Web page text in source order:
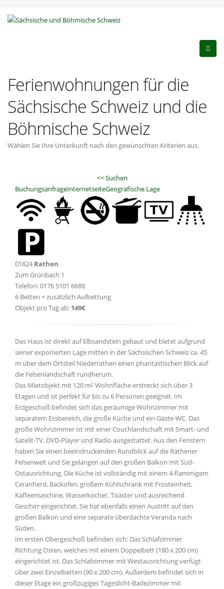
Ferienwohnungen für die
Sächsische Schweiz und die
Böhmische Schweiz
Wählen Sie Ihre Unterkunft nach den gewünschten Kriterien aus.
<< Suchen
BuchungsanfrageInternetseiteGeografische Lage
01824 Rathen
Zum Grünbach 1
Telefon: 0176 5101 6688
6 Betten + zusätzlich Aufbettung
Objekt pro Tag ab: 149€
Das Haus ist direkt auf Elbsandstein gebaut und bietet aufgrund
seiner exponierten Lage mitten in der Sächsischen Schweiz ca. 45
m über dem Ortsteil Niederrathen einen phantastischen Blick auf
die Felsenlandschaft rundherum.
Das Mietobjekt mit 120 m² Wohnfläche erstreckt sich über 3
Etagen und ist perfekt für bis zu 6 Personen geeignet. Im
Erdgeschoß befindet sich das geräumige Wohnzimmer mit
separatem Essbereich, die große Küche und ein Gäste-WC. Das
große Wohnzimmer ist mit einer Couchlandschaft mit Smart- und
Satelit-TV, DVD-Player und Radio ausgestattet. Aus den Fenstern
haben Sie einen beeindruckenden Rundblick auf die Rathener
Felsenwelt und Sie gelangen auf den großen Balkon mit Süd-
Ostausrichtung. Die Küche ist vollständig mit einem 4-flammigem
Ceranherd, Backofen, großem Kühlschrank mit Frosteinheit,
Kaffeemaschine, Wasserkocher, Toaster und ausreichend
Geschirr eingerichtet. Sie hat ebenfalls einen Austritt auf den
großen Balkon und eine separate überdachte Veranda nach
Süden.
Im ersten Obergeschoß befinden sich: Das Schlafzimmer
Richtung Osten, welches mit einem Doppelbett (180 x 200 cm)
eingerichtet ist. Das Schlafzimmer mit Westausrichtung verfügt
über zwei Einzelbetten (90 x 200 cm). Außerdem befindet sich in
dieser Etage ein großzügiges Tageslicht-Badezimmer mit